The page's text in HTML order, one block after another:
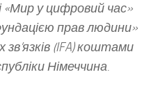
«Мир у цифровий час»
прав людини»
(IFA) коштами
Німеччина.